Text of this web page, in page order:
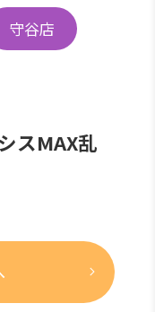
守谷店
スMAX乱